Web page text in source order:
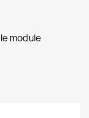
module